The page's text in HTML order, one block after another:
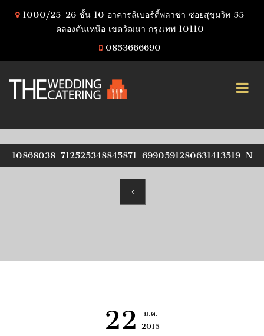
1000/25-26 ชั้น 10 อาคารลิเบอร์ตี้พลาซ่า ซอยสุขุมวิท 55
คลองตันเหนือ เขตวัฒนา กรุงเทพ 10110
0853666690
10868038_712525348845871_6990591280631413519_N
22
ม.ค.
2015